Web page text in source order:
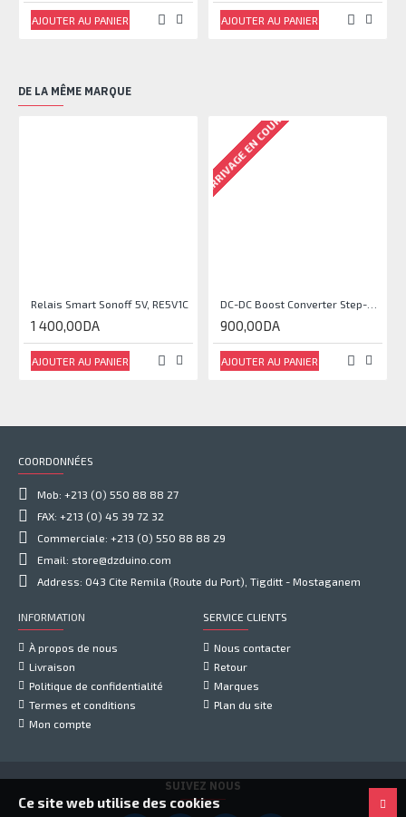
AJOUTER AU PANIER AJOUTER AU PANIER
DE LA MÊME MARQUE
Relais Smart Sonoff 5V, RE5V1C
1 400,00DA
AJOUTER AU PANIER
ARRIVAGE EN COURS
DC-DC Boost Converter Step-Up Power Module Output 5V-35V
900,00DA
AJOUTER AU PANIER
COORDONNÉES
Mob: +213 (0) 550 88 88 27
FAX: +213 (0) 45 39 72 32
Commerciale: +213 (0) 550 88 88 29
Email: store@dzduino.com
Address: 043 Cite Remila (Route du Port), Tigditt - Mostaganem
INFORMATION
À propos de nous
Livraison
Politique de confidentialité
Termes et conditions
Mon compte
SERVICE CLIENTS
Nous contacter
Retour
Marques
Plan du site
SUIVEZ NOUS
Ce site web utilise des cookies